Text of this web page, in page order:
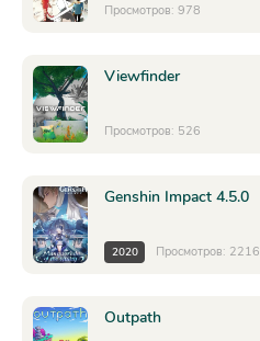
Просмотров: 978
Viewfinder
Просмотров: 526
Genshin Impact 4.5.0
2020 Просмотров: 2216
Outpath